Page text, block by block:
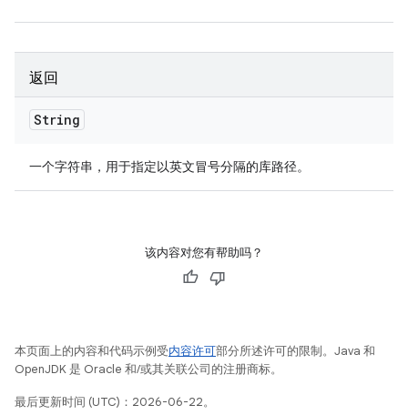
返回
String
一个字符串，用于指定以英文冒号分隔的库路径。
该内容对您有帮助吗？
本页面上的内容和代码示例受内容许可部分所述许可的限制。Java 和
OpenJDK 是 Oracle 和/或其关联公司的注册商标。
最后更新时间 (UTC)：2026-06-22。